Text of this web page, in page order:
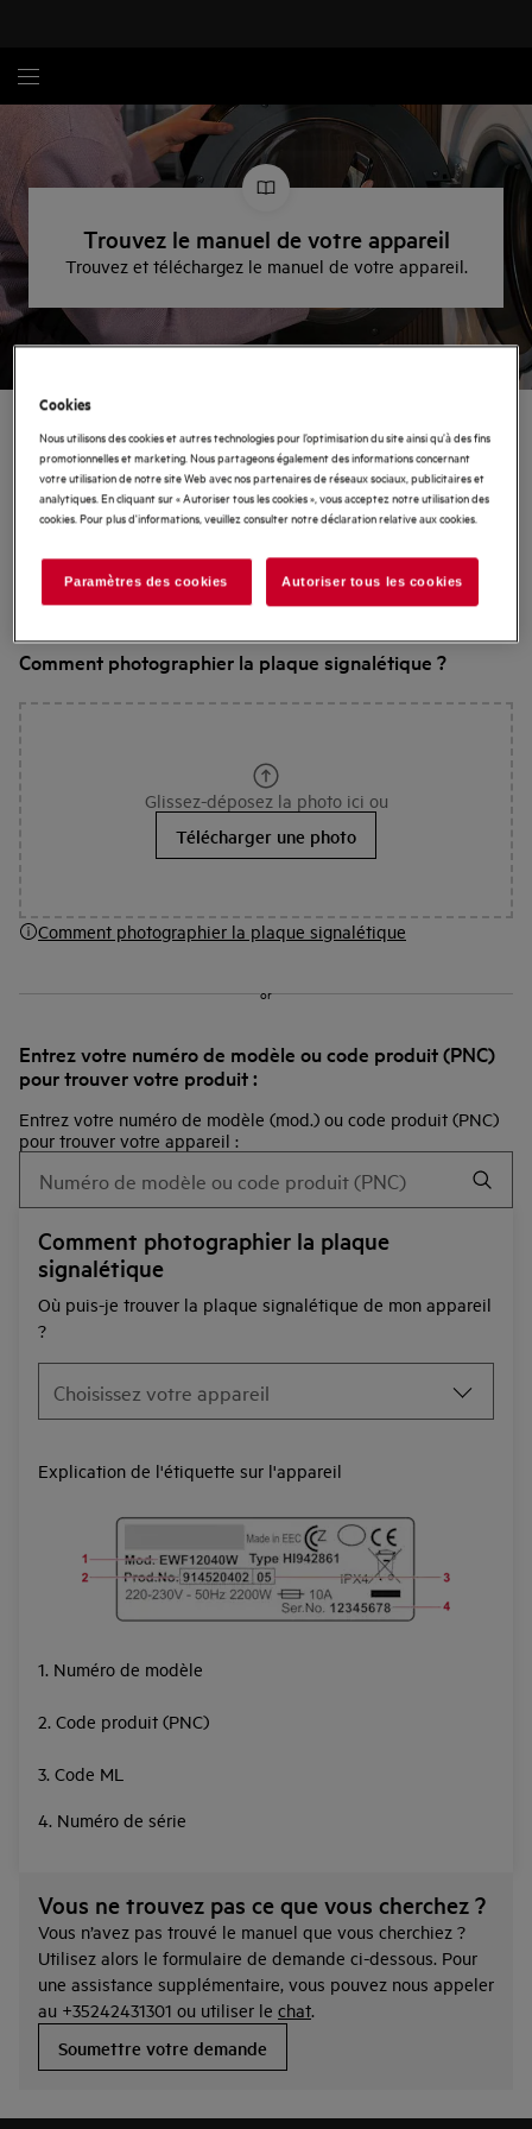
Trouvez le manuel de votre appareil
Trouvez et téléchargez le manuel de votre appareil.
Trouvez le mode d'emploi
de votre appareil AEG
AEG.Cliquez icipour le livre de recettes pour les
programmes automatiques de votre four.
Comment photographier la plaque signalétique ?
Glissez-déposez la photo ici ou
Télécharger une photo
Comment photographier la plaque signalétique
or
Entrez votre numéro de modèle ou code produit (PNC)
pour trouver votre produit :
Entrez votre numéro de modèle (mod.) ou code produit (PNC)
pour trouver votre appareil :
Comment photographier la plaque
signalétique
Où puis-je trouver la plaque signalétique de mon appareil
?
Explication de l'étiquette sur l'appareil
1. Numéro de modèle
2. Code produit (PNC)
3. Code ML
4. Numéro de série
Vous ne trouvez pas ce que vous cherchez ?
Vous n’avez pas trouvé le manuel que vous cherchiez ?
Utilisez alors le formulaire de demande ci-dessous. Pour
une assistance supplémentaire, vous pouvez nous appeler
au +35242431301 ou utiliser le chat.
Soumettre votre demande
Cookies
Nous utilisons des cookies et autres technologies pour l’optimisation du site ainsi qu’à des fins
promotionnelles et marketing. Nous partageons également des informations concernant
votre utilisation de notre site Web avec nos partenaires de réseaux sociaux, publicitaires et
analytiques. En cliquant sur « Autoriser tous les cookies », vous acceptez notre utilisation des
cookies. Pour plus d'informations, veuillez consulter notre déclaration relative aux cookies.
Paramètres des cookies Autoriser tous les cookies